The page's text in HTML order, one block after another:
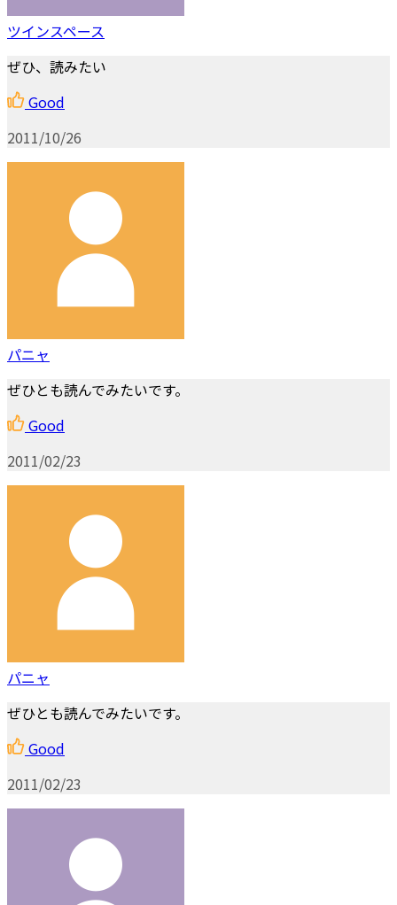
ツインスペース
ぜひ、読みたい
Good
2011/10/26
パニャ
ぜひとも読んでみたいです。
Good
2011/02/23
パニャ
ぜひとも読んでみたいです。
Good
2011/02/23